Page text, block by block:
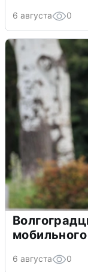
6 августа 0
6 августа 0